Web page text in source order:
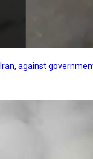
against